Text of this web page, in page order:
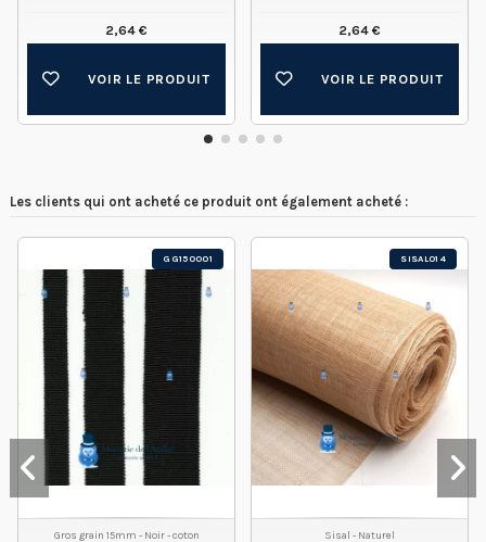
2,64 €
VOIR LE PRODUIT
2,64 €
VOIR LE PRODUIT
Les clients qui ont acheté ce produit ont également acheté :
GG150001
Gros grain 15mm - Noir - coton
SISAL014
Sisal - Naturel